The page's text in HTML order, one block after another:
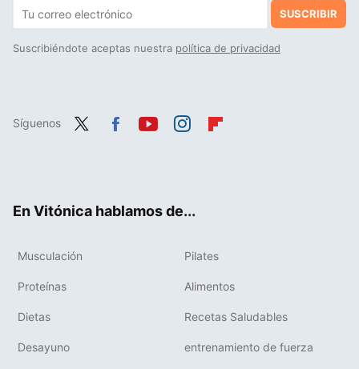
SUSCRIBIR
Suscribiéndote aceptas nuestra política de privacidad
Síguenos
En Vitónica hablamos de...
Musculación Pilates
Proteínas Alimentos
Dietas Recetas Saludables
Desayuno entrenamiento de fuerza